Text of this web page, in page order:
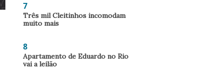
7
Três mil Cleitinhos incomodam
muito mais
8
Apartamento de Eduardo no Rio
vai a leilão